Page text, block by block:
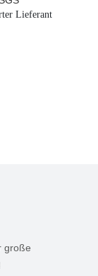
Lieferant
große